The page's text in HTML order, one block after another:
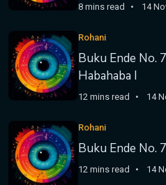
8 mins read 14
Rohani
Buku Ende No.
Habahaba I
12 mins read 14
Rohani
Buku Ende No.
12 mins read 14